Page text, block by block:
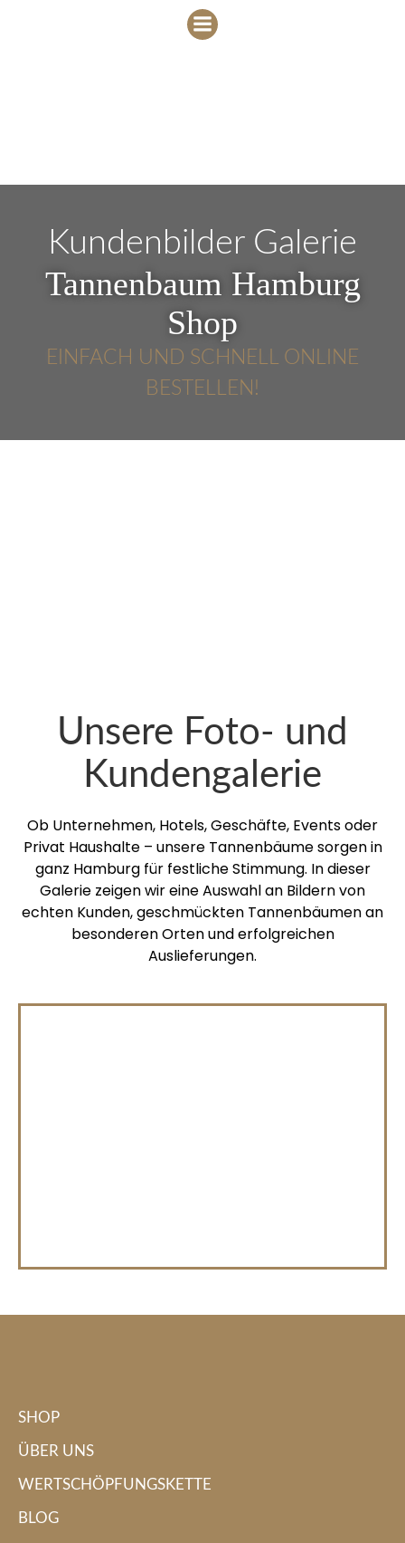
Zum
Inhalt
Kundenbilder Galerie
Tannenbaum Hamburg
Shop
EINFACH UND SCHNELL ONLINE
BESTELLEN!
Unsere Foto- und
Kundengalerie
Ob Unternehmen, Hotels, Geschäfte, Events oder
Privat Haushalte – unsere Tannenbäume sorgen in
ganz Hamburg für festliche Stimmung. In dieser
Galerie zeigen wir eine Auswahl an Bildern von
echten Kunden, geschmückten Tannenbäumen an
besonderen Orten und erfolgreichen
Auslieferungen.
SHOP
ÜBER UNS
WERTSCHÖPFUNGSKETTE
BLOG